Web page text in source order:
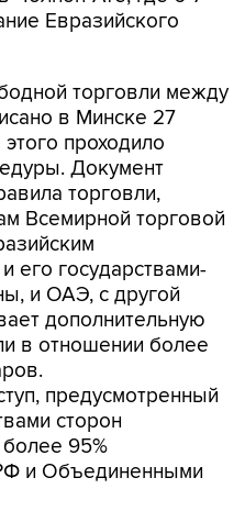
Евразийского
торговли между
в Минске 27
проходило
Документ
торговли,
Всемирной торговой
его государствами-
и ОАЭ, с другой
дополнительную
в отношении более
предусмотренный
сторон
95%
и Объединенными